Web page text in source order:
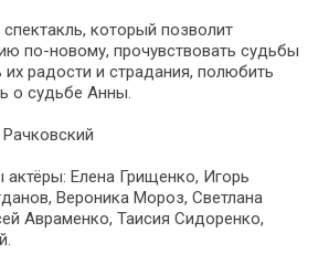
который позволит
по-новому, прочувствовать судьбы
их радости и страдания, полюбить
о судьбе Анны.
актёры: Елена Грищенко, Игорь
Вероника Мороз, Светлана
Авраменко, Таисия Сидоренко,